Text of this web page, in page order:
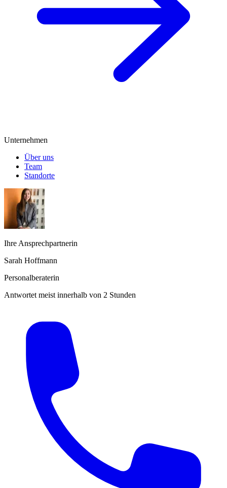
Unternehmen
Über uns
Team
Standorte
Ihre Ansprechpartnerin
Sarah Hoffmann
Personalberaterin
Antwortet meist innerhalb von 2 Stunden